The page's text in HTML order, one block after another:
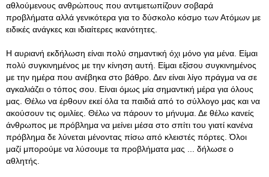
αθλούμενους ανθρώπους που αντιμετωπίζουν σοβαρά
προβλήματα αλλά γενικότερα για το δύσκολο κόσμο των Ατόμων με
ειδικές ανάγκες και ιδιαίτερες ικανότητες.
Η αυριανή εκδήλωση είναι πολύ σημαντική όχι μόνο για μένα. Είμαι
πολύ συγκινημένος με την κίνηση αυτή. Είμαι εξίσου συγκινημένος
με την ημέρα που ανέβηκα στο βάθρο. Δεν είναι λίγο πράγμα να σε
αγκαλιάζει ο τόπος σου. Είναι όμως μία σημαντική μέρα για όλους
μας. Θέλω να έρθουν εκεί όλα τα παιδιά από το σύλλογο μας και να
ακούσουν τις ομιλίες. Θέλω να πάρουν το μήνυμα. Δε θέλω κανείς
άνθρωπος με πρόβλημα να μείνει μέσα στο σπίτι του γιατί κανένα
πρόβλημα δε λύνεται μένοντας πίσω από κλειστές πόρτες. Όλοι
μαζί μπορούμε να λύσουμε τα προβλήματα μας ... δήλωσε ο
αθλητής.